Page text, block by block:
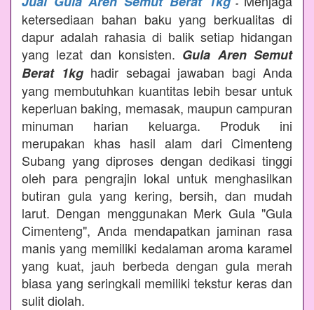
-
ketersediaan bahan baku yang berkualitas di
dapur adalah rahasia di balik setiap hidangan
yang lezat dan konsisten. Gula Aren Semut
Berat 1kghadir sebagai jawaban bagi Anda
yang membutuhkan kuantitas lebih besar untuk
keperluan baking, memasak, maupun campuran
minuman harian keluarga. Produk ini
merupakan khas hasil alam dari Cimenteng
Subang yang diproses dengan dedikasi tinggi
oleh para pengrajin lokal untuk menghasilkan
butiran gula yang kering, bersih, dan mudah
larut. Dengan menggunakan Merk Gula "Gula
Cimenteng", Anda mendapatkan jaminan rasa
manis yang memiliki kedalaman aroma karamel
yang kuat, jauh berbeda dengan gula merah
biasa yang seringkali memiliki tekstur keras dan
sulit diolah.